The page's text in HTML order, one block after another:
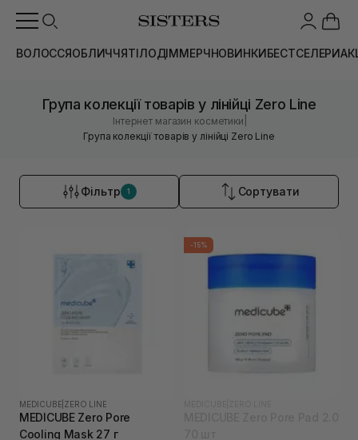
ВОЛОССЯОБЛИЧЧЯТІЛОДІММЕРЧНОВИНКИБЕСТСЕЛЕРИ
Група колекції товарів у лінійці Zero Line
Інтернет магазин косметики
Група колекції товарів у лінійці Zero Line
Фільтр 1 Сортувати
MEDICUBE ZERO LINE
MEDICUBE Zero Pore
Cooling Mask 27 г
-15%